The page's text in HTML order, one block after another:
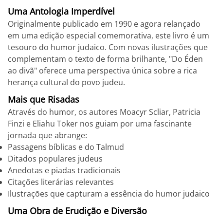
Uma Antologia Imperdível
Originalmente publicado em 1990 e agora relançado
em uma edição especial comemorativa, este livro é um
tesouro do humor judaico. Com novas ilustrações que
complementam o texto de forma brilhante, "Do Éden
ao divã" oferece uma perspectiva única sobre a rica
herança cultural do povo judeu.
Mais que Risadas
Através do humor, os autores Moacyr Scliar, Patricia
Finzi e Eliahu Toker nos guiam por uma fascinante
jornada que abrange:
Passagens bíblicas e do Talmud
Ditados populares judeus
Anedotas e piadas tradicionais
Citações literárias relevantes
Ilustrações que capturam a essência do humor judaico
Uma Obra de Erudição e Diversão